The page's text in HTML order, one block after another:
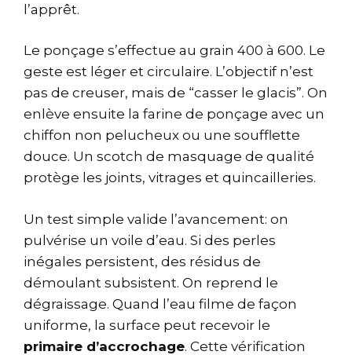
l’apprêt.
Le ponçage s’effectue au grain 400 à 600. Le
geste est léger et circulaire. L’objectif n’est
pas de creuser, mais de “casser le glacis”. On
enlève ensuite la farine de ponçage avec un
chiffon non pelucheux ou une soufflette
douce. Un scotch de masquage de qualité
protège les joints, vitrages et quincailleries.
Un test simple valide l’avancement: on
pulvérise un voile d’eau. Si des perles
inégales persistent, des résidus de
démoulant subsistent. On reprend le
dégraissage. Quand l’eau filme de façon
uniforme, la surface peut recevoir le
primaire d’accrochage. Cette vérification